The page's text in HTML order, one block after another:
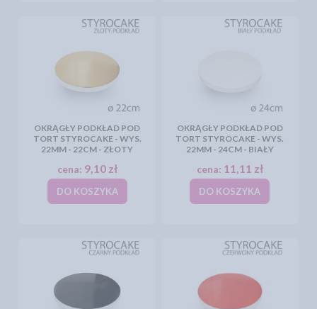
OKRĄGŁY PODKŁAD POD
TORT STYROCAKE - WYS.
22MM - 22CM - ZŁOTY
cena: 9,10 zł
DO KOSZYKA
OKRĄGŁY PODKŁAD POD
TORT STYROCAKE - WYS.
22MM - 24CM - BIAŁY
cena: 11,11 zł
DO KOSZYKA